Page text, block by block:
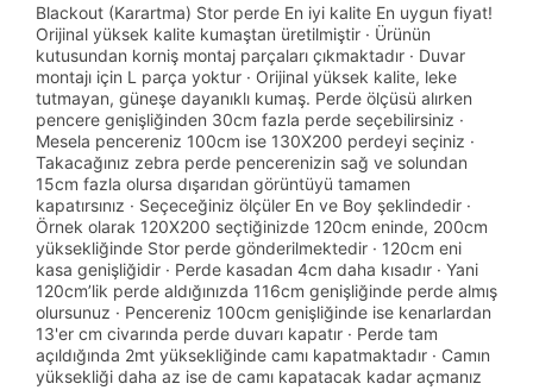
Blackout (Karartma) Stor perde En iyi kalite En uygun fiyat!
Orijinal yüksek kalite kumaştan üretilmiştir · Ürünün
kutusundan korniş montaj parçaları çıkmaktadır · Duvar
montajı için L parça yoktur · Orijinal yüksek kalite, leke
tutmayan, güneşe dayanıklı kumaş. Perde ölçüsü alırken
pencere genişliğinden 30cm fazla perde seçebilirsiniz ·
Mesela pencereniz 100cm ise 130X200 perdeyi seçiniz ·
Takacağınız zebra perde pencerenizin sağ ve solundan
15cm fazla olursa dışarıdan görüntüyü tamamen
kapatırsınız · Seçeceğiniz ölçüler En ve Boy şeklindedir ·
Örnek olarak 120X200 seçtiğinizde 120cm eninde, 200cm
yüksekliğinde Stor perde gönderilmektedir · 120cm eni
kasa genişliğidir · Perde kasadan 4cm daha kısadır · Yani
120cm’lik perde aldığınızda 116cm genişliğinde perde almış
olursunuz · Pencereniz 100cm genişliğinde ise kenarlardan
13'er cm civarında perde duvarı kapatır · Perde tam
açıldığında 2mt yüksekliğinde camı kapatmaktadır · Camın
yüksekliği daha az ise de camı kapatacak kadar açmanız